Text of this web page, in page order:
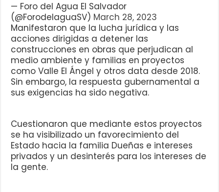
— Foro del Agua El Salvador
(@ForodelaguaSV) March 28, 2023
Manifestaron que la lucha jurídica y las
acciones dirigidas a detener las
construcciones en obras que perjudican al
medio ambiente y familias en proyectos
como Valle El Ángel y otros data desde 2018.
Sin embargo, la respuesta gubernamental a
sus exigencias ha sido negativa.
Cuestionaron que mediante estos proyectos
se ha visibilizado un favorecimiento del
Estado hacia la familia Dueñas e intereses
privados y un desinterés para los intereses de
la gente.